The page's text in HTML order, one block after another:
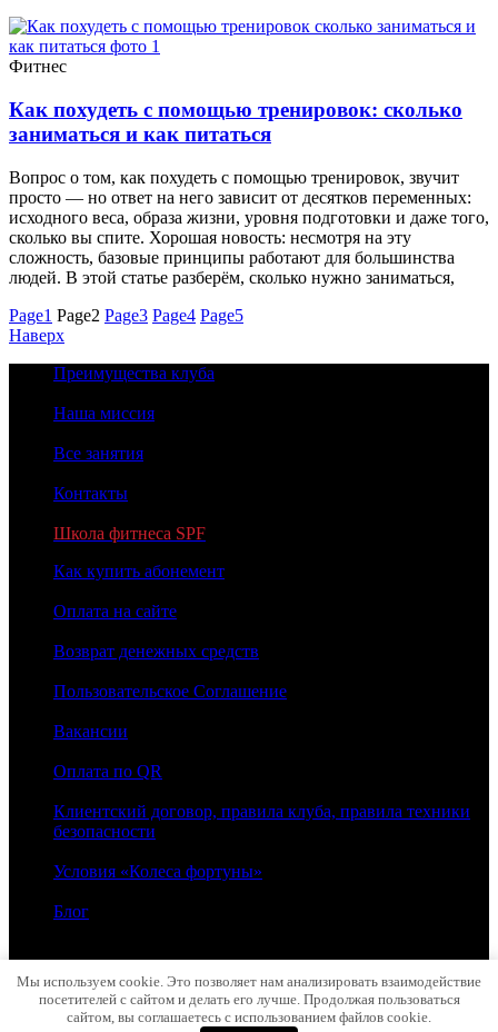
Фитнес
Как похудеть с помощью тренировок: сколько
заниматься и как питаться
Вопрос о том, как похудеть с помощью тренировок, звучит
просто — но ответ на него зависит от десятков переменных:
исходного веса, образа жизни, уровня подготовки и даже того,
сколько вы спите. Хорошая новость: несмотря на эту
сложность, базовые принципы работают для большинства
людей. В этой статье разберём, сколько нужно заниматься,
Page1 Page2 Page3 Page4 Page5
Наверх
Преимущества клуба
Наша миссия
Все занятия
Контакты
Школа фитнеса SPF
Как купить абонемент
Оплата на сайте
Возврат денежных средств
Пользовательское Соглашение
Вакансии
Оплата по QR
Клиентский договор, правила клуба, правила техники
безопасности
Условия «Колеса фортуны»
Блог
MADE BY MOLOT
Мы используем cookie. Это позволяет нам анализировать взаимодействие
посетителей с сайтом и делать его лучше. Продолжая пользоваться
сайтом, вы соглашаетесь с использованием файлов cookie.